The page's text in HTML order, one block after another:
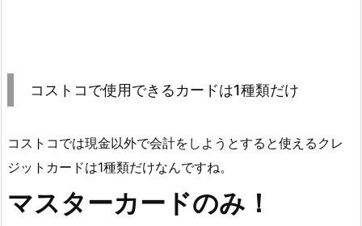
コストコで使用できるカードは1種類だけ
コストコでは現金以外で会計をしようとすると使えるクレ
ジットカードは1種類だけなんですね。
マスターカードのみ！